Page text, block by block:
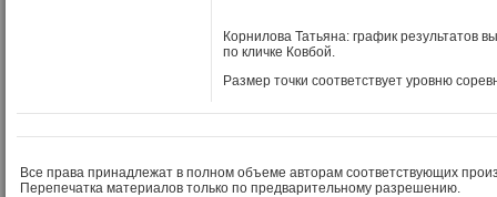
Корнилова Татьяна: график результатов
по кличке Ковбой.
Размер точки соответствует уровню
Все права принадлежат в полном объеме авторам соответствующих
Перепечатка материалов только по предварительному разрешению.